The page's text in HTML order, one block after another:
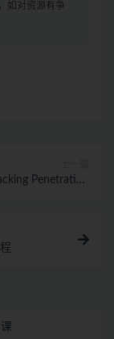
如对资源有争
Penetration